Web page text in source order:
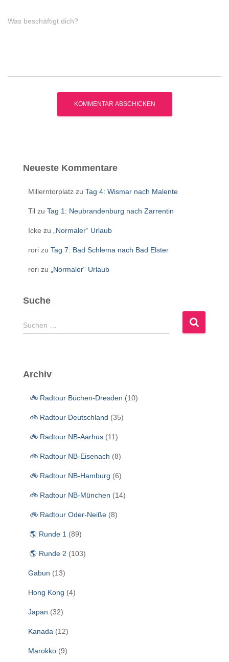
Was beschäftigt dich?
Neueste Kommentare
Millerntorplatz zu Tag 4: Wismar nach Malente
Til zu Tag 1: Neubrandenburg nach Zarrentin
Icke zu „Normaler“ Urlaub
rori zu Tag 7: Bad Schlema nach Bad Elster
rori zu „Normaler“ Urlaub
Suche
S
u
n
Suchen …
Archiv
🚲 Radtour Büchen-Dresden (10)
🚲 Radtour Deutschland (35)
🚲 Radtour NB-Aarhus (11)
🚲 Radtour NB-Eisenach (8)
🚲 Radtour NB-Hamburg (6)
🚲 Radtour NB-München (14)
🚲 Radtour Oder-Neiße (8)
🌎 Runde 1 (89)
🌎 Runde 2 (103)
Gabun (13)
Hong Kong (4)
Japan (32)
Kanada (12)
Marokko (9)